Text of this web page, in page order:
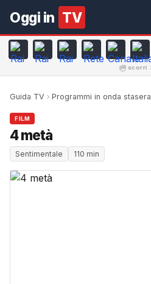
Oggi in TV
scorri
Guida TV Programmi in onda stasera
FILM
4 metà
Sentimentale 110 min